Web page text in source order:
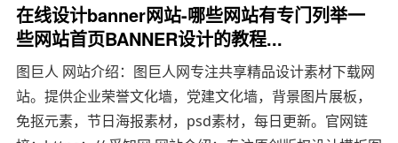
在线设计banner网站-哪些网站有专门列举一
些网站首页BANNER设计的教程...
图巨人 网站介绍：图巨人网专注共享精品设计素材下载网
站。提供企业荣誉文化墙，党建文化墙，背景图片展板，
免抠元素，节日海报素材，psd素材，每日更新。官网链